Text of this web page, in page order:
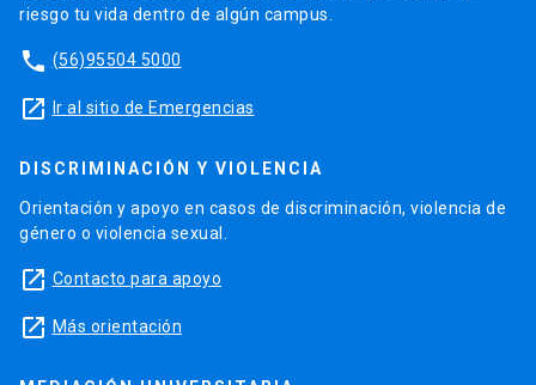
riesgo tu vida dentro de algún campus.
phone (56)95504 5000
launch Ir al sitio de Emergencias
DISCRIMINACIÓN Y VIOLENCIA
Orientación y apoyo en casos de discriminación, violencia de
género o violencia sexual.
launch Contacto para apoyo
launch Más orientación